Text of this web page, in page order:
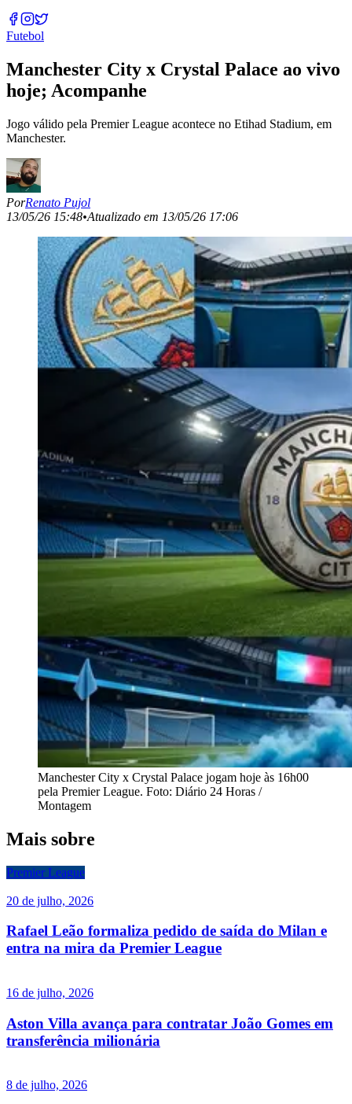
Futebol
Manchester City x Crystal Palace ao vivo
hoje; Acompanhe
Jogo válido pela Premier League acontece no Etihad Stadium, em
Manchester.
PorRenato Pujol
13/05/26 15:48•Atualizado em 13/05/26 17:06
Manchester City x Crystal Palace jogam hoje às 16h00
pela Premier League. Foto: Diário 24 Horas /
Montagem
Mais sobre
Premier League
20 de julho, 2026
Rafael Leão formaliza pedido de saída do Milan e
entra na mira da Premier League
16 de julho, 2026
Aston Villa avança para contratar João Gomes em
transferência milionária
8 de julho, 2026